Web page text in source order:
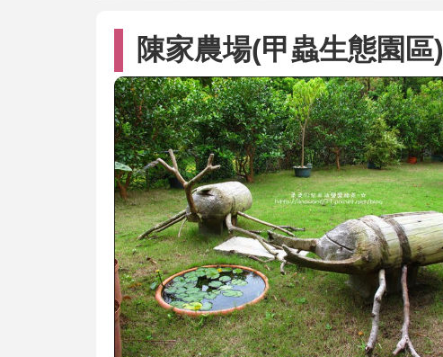
陳家農場(甲蟲生態園區)